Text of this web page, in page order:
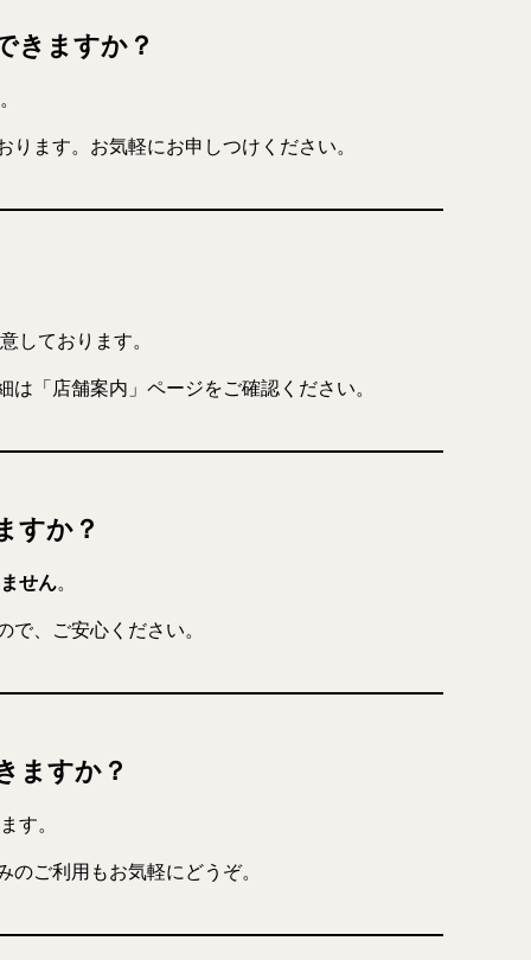
きますか？
ます。お気軽にお申しつけください。
しております。
「店舗案内」ページをご確認ください。
すか？
せん。
で、ご安心ください。
ますか？
す。
ご利用もお気軽にどうぞ。